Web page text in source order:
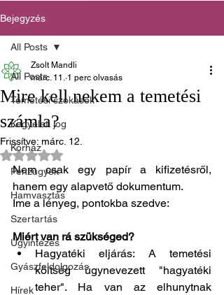
Bejegyzés
All Posts
Temetési szokások
Kegyeleti jog
Kórház
Pénzügyek
Hamvasztás
Szertartás
Ügyintézés
Gyászfeldolgozás
Hírek
All Posts
Mire kell nekem a temetési
számla?
Zsolt Mandli
márc. 11. 1 perc olvasás
Frissítve: márc. 12.
NaN csillagot kapott az 5-ből.
Nem csak egy papír a kifizetésről,
hanem egy alapvető dokumentum.
Íme a lényeg, pontokba szedve:
Miért van rá szükséged?
Hagyatéki eljárás: A temetési
költség úgynevezett "hagyatéki
teher". Ha van az elhunytnak